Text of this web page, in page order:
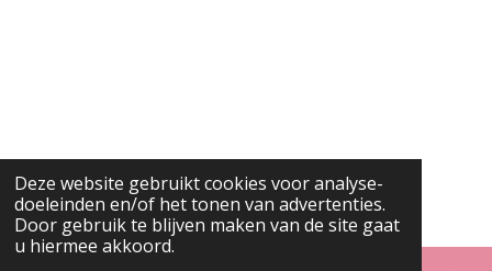
Deze website gebruikt cookies voor analyse-
doeleinden en/of het tonen van advertenties.
Door gebruik te blijven maken van de site gaat
u hiermee akkoord.